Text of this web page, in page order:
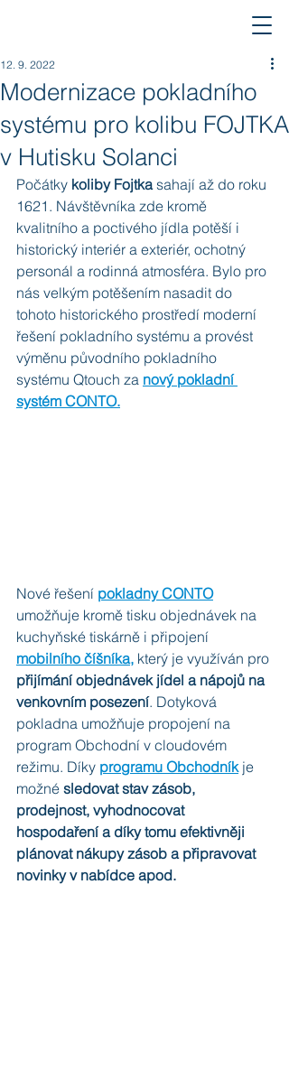
Modernizace pokladního
systému pro kolibu FOJTKA
v Hutisku Solanci
12. 9. 2022
Počátky koliby Fojtka sahají až do roku
1621. Návštěvníka zde kromě
kvalitního a poctivého jídla potěší i
historický interiér a exteriér, ochotný
personál a rodinná atmosféra. Bylo pro
nás velkým potěšením nasadit do
tohoto historického prostředí moderní
řešení pokladního systému a provést
výměnu původního pokladního
systému Qtouch za nový pokladní
systém CONTO.
Nové řešení pokladny CONTO
umožňuje kromě tisku objednávek na
kuchyňské tiskárně i připojení
mobilního číšníka, který je využíván pro
přijímání objednávek jídel a nápojů na
venkovním posezení. Dotyková
pokladna umožňuje propojení na
program Obchodní v cloudovém
režimu. Díky programu Obchodník je
možné sledovat stav zásob,
prodejnost, vyhodnocovat
hospodaření a díky tomu efektivněji
plánovat nákupy zásob a připravovat
novinky v nabídce apod.